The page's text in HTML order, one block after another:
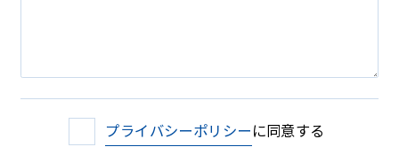
プライバシーポリシーに同意する